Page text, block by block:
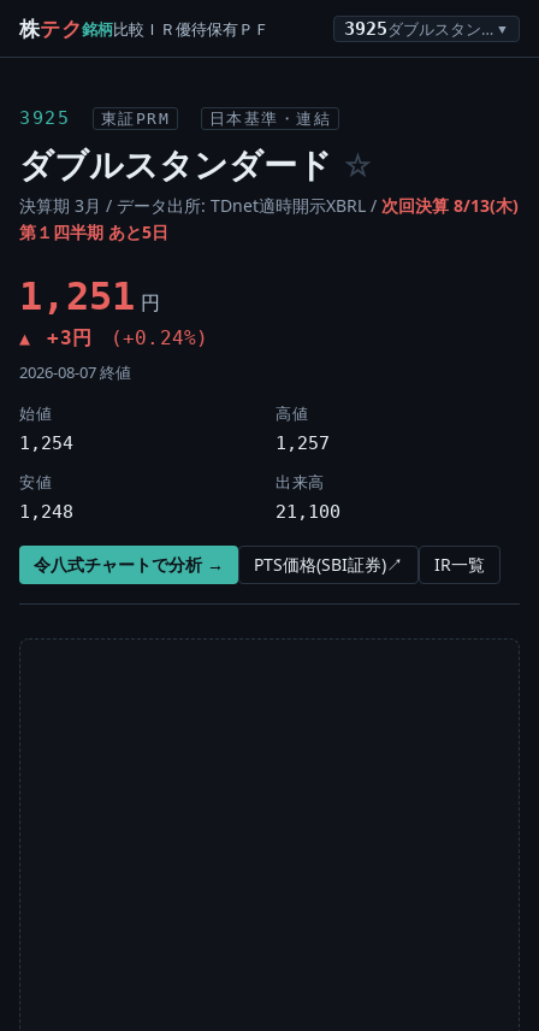
株テク銘柄比較 ＩＲ優待保有ＰＦ 3925 ダブルスタンダード ▼
3925 東証PRM 日本基準・連結
ダブルスタンダード ☆
決算期 3月 / データ出所: TDnet適時開示XBRL / 次回決算 8/13(木)
第１四半期 あと5日
1,251 円
▲ +3円 (+0.24%)
2026-08-07 終値
始値
1,254
高値
1,257
安値
1,248
出来高
21,100
令八式チャートで分析 → PTS価格(SBI証券)↗ IR一覧